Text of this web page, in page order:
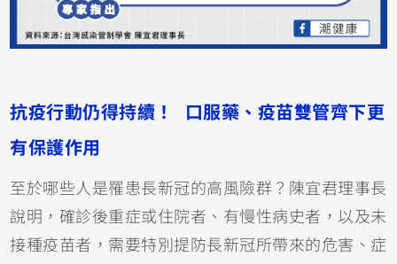
抗疫行動仍得持續！ 口服藥、疫苗雙管齊下更
有保護作用
至於哪些人是罹患長新冠的高風險群？陳宜君理事長
說明，確診後重症或住院者、有慢性病史者，以及未
接種疫苗者，需要特別提防長新冠所帶來的危害、症